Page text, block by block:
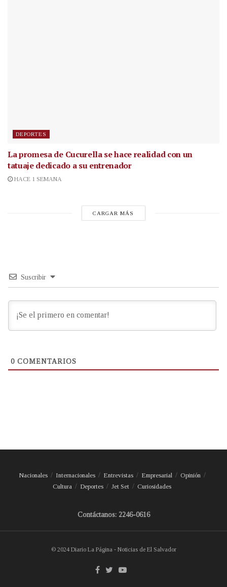
DEPORTES
La promesa de Cucurella se hace realidad con un
tatuaje dedicado a su entrenador
HACE 1 SEMANA
CARGAR MÁS
Suscribir
0 COMENTARIOS
Nacionales Internacionales Entrevistas Empresarial
Opinión
Cultura
Deportes Jet Set Curiosidades
Contáctanos: 2246-0616
© 2024 Diario La Página - Noticias de El Salvador